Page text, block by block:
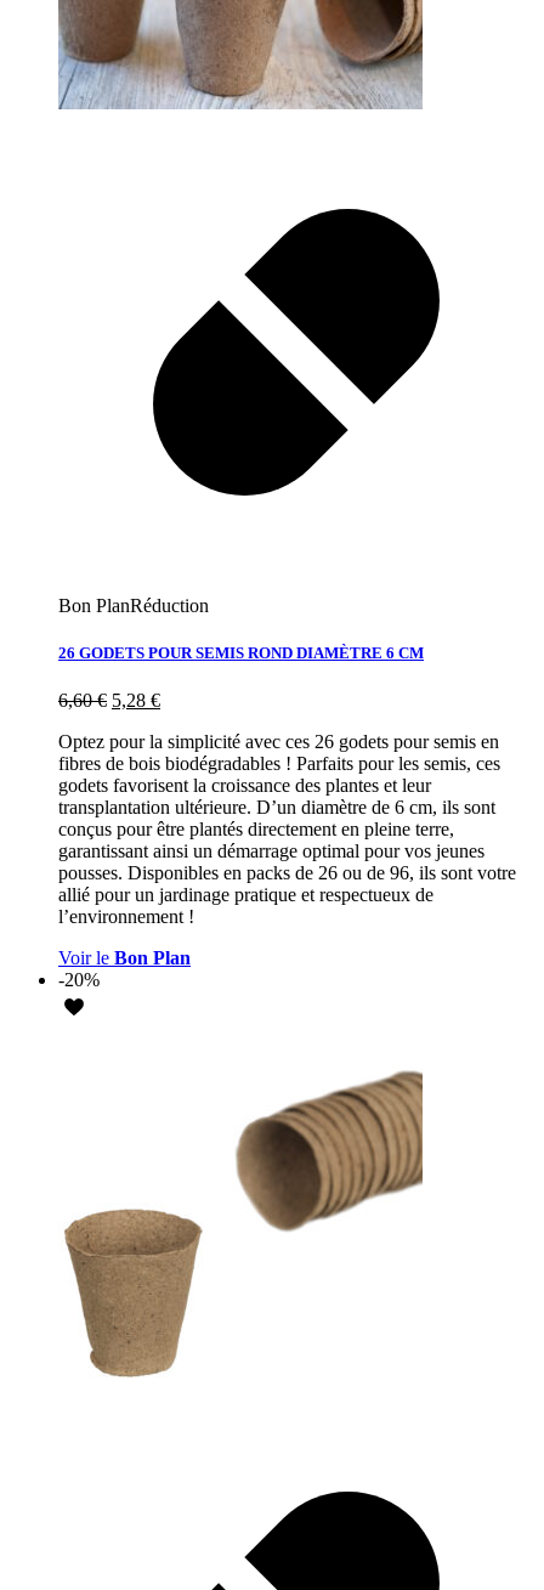
Bon PlanRéduction
26 GODETS POUR SEMIS ROND DIAMÈTRE 6 CM
6,60€ 5,28 €
Optez pour la simplicité avec ces 26 godets pour semis en
fibres de bois biodégradables ! Parfaits pour les semis, ces
godets favorisent la croissance des plantes et leur
transplantation ultérieure. D’un diamètre de 6 cm, ils sont
conçus pour être plantés directement en pleine terre,
garantissant ainsi un démarrage optimal pour vos jeunes
pousses. Disponibles en packs de 26 ou de 96, ils sont votre
allié pour un jardinage pratique et respectueux de
l’environnement !
Voir le Bon Plan
-20%